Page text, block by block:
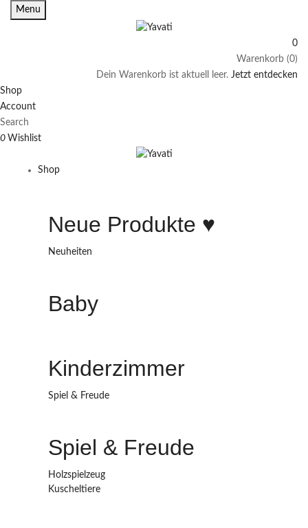
Menu
0
Warenkorb (0)
Dein Warenkorb ist aktuell leer. Jetzt entdecken
Shop
Account
Search
0 Wishlist
Shop
Neue Produkte ♥️
Neuheiten
Baby
Kinderzimmer
Spiel & Freude
Spiel & Freude
Holzspielzeug
Kuscheltiere